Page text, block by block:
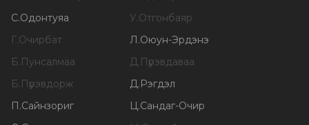
С.Одонтуяа У.Отгонбаяр
Г.Очирбат Л .Оюун-Эрдэнэ
Б. Пунсалмаа Д. Пүрэвдаваа
Б. Пүрэвдорж Д. Рэгдэл
П .Сайнзориг Ц.Сандаг-Очир